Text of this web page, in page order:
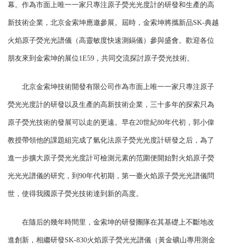
幕。作為市面上唯一一家只專注原子熒光光度計的研發和生產的高
新技術企業，北京金索坤應邀參展。屆時，金索坤將攜新品SK-典越
火焰原子熒光光譜儀（高靈敏度快速測鎘儀）參與盛會。歡迎各位
朋友來到金索坤的展位1E59，共同交流探討原子熒光技術。
北京金索坤技術開發有限公司作為市面上唯一一家只專注原子
熒光光度計的研發以及生產的高新技術企業，三十多年的探索只為
原子熒光技術的發展可以走的更遠。早在20世紀80年代初，郭小偉
教授帶領他的課題組完成了氫化法原子熒光光度計研發之后，為了
進一步擴大原子熒光光度計可檢測元素的范圍便開始對火焰原子熒
光光光譜儀的研究，到90年代初期，第一臺火焰原子熒光光譜儀問
世，使得我國原子熒光技術達到新的高度。
在隨后的幾年時間里，金索坤的研發團隊在其基礎上不斷地改
進創新，相繼研發SK-830火焰原子熒光光譜儀（黃金礦山專用測金